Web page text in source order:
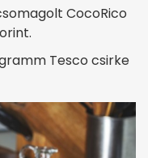
CocoRico
Tesco csirke